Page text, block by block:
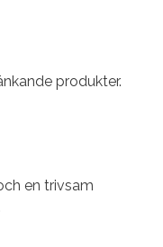
produkter.
en trivsam